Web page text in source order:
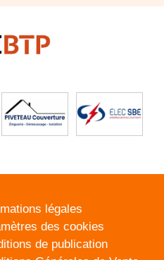
légales
des cookies
de publication